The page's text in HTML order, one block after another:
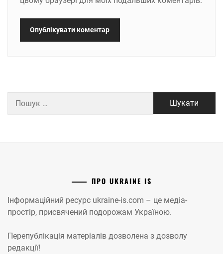
ПРО UKRAINE IS
Інформаційний ресурс ukraine-is.com – це медіа-
простір, присвячений подорожам Україною.
Перепублікація матеріалів дозволена з дозволу
редакції!